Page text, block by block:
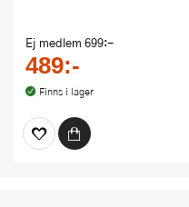
Ej medlem 699:-
489:-
Finns i lager